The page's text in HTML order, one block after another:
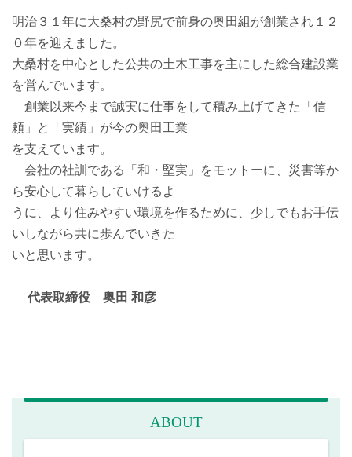
明治３１年に大桑村の野尻で前身の奥田組が創業され１２
０年を迎えました。
大桑村を中心とした公共の土木工事を主にした総合建設業
を営んでいます。
創業以来今まで誠実に仕事をして積み上げてきた「信
頼」と「実績」が今の奥田工業
を支えています。
会社の社訓である「和・堅実」をモットーに、災害等か
ら安心して暮らしていけるよ
うに、より住みやすい環境を作るために、少しでもお手伝
いしながら共に歩んでいきた
いと思います。
代表取締役 奥田 和彦
ABOUT